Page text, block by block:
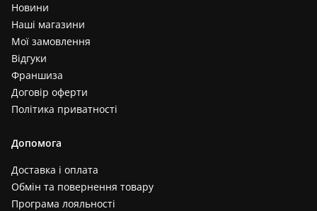
Новини
Наші магазини
Мої замовлення
Відгуки
Франшиза
Договір оферти
Політика приватності
Допомога
Доставка і оплата
Обмін та повернення товару
Програма лояльності